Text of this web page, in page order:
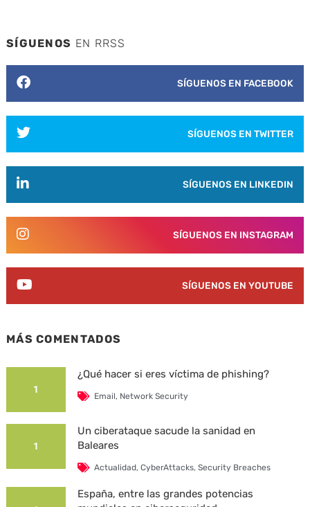
SÍGUENOS EN RRSS
SÍGUENOS EN FACEBOOK
SÍGUENOS EN TWITTER
SÍGUENOS EN LINKEDIN
SÍGUENOS EN INSTAGRAM
SÍGUENOS EN YOUTUBE
MÁS COMENTADOS
1
¿Qué hacer si eres víctima de phishing?
Email, Network Security
1
Un ciberataque sacude la sanidad en
Baleares
Actualidad,CyberAttacks,Security Breaches
España, entre las grandes potencias